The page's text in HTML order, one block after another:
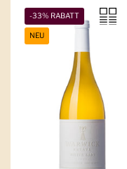
-33% RABATT
NEU